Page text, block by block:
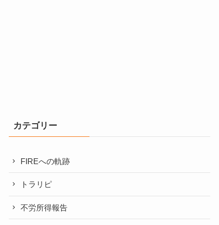
カテゴリー
FIREへの軌跡
トラリピ
不労所得報告